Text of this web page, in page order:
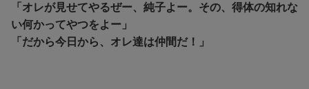
「オレが見せてやるぜー、純子よー。その、得体の知れな
い何かってやつをよー」
「だから今日から、オレ達は仲間だ！」